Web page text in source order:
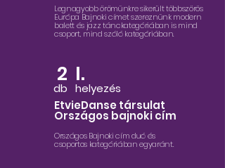
Legnagyobb örömünkre sikerült többszörös
Európa Bajnoki címet szereznünk modern
balett és jazz tánckategóriában is mind
csoport, mind szóló kategóriában.
2
db
I.
helyezés
EtvieDanse társulat
Országos bajnoki cím
Országos Bajnoki cím duó és
csoportos kategóriában egyaránt.